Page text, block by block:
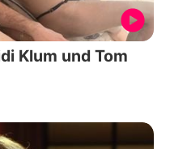
Klum und Tom